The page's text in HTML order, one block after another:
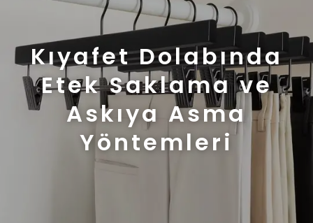
Kıyafet Dolabında
Etek Saklama ve
Askıya Asma
Yöntemleri